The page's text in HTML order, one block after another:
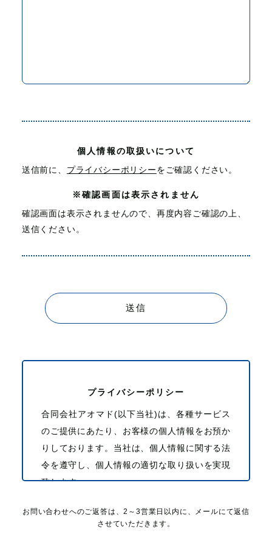
個人情報の取扱いについて
送信前に、 プライバシーポリシーをご確認ください。
※確認画面は表示されません
確認画面は表示されませんので、再度内容ご確認の上、
送信ください。
プライバシーポリシー
合同会社アオマド(以下当社)は、各種サービス
のご提供にあたり、お客様の個人情報をお預か
りしております。当社は、個人情報に関する法
令を遵守し、個人情報の適切な取り扱いを実現
致します。
1.個人情報の取得について
お問い合わせへのご返答は、2～3営業日以内に、メールにて返信
させていただきます。